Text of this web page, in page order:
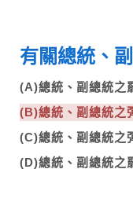
有關總統、
(A)總統、副總統之
(B)總統、副總統之
(C)總統、副總統之
(D)總統、副總統之